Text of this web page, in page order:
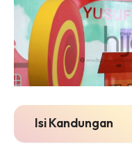
Isi Kandungan